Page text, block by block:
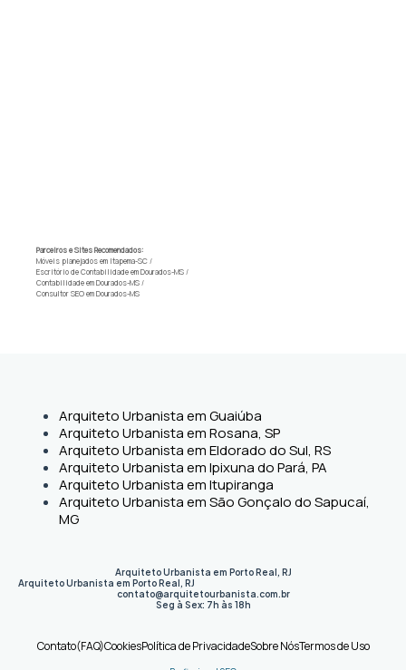
Parceiros e Sites Recomendados:
Móveis planejados em Itapema-SC /
Escritório de Contabilidade em Dourados-MS /
Contabilidade em Dourados-MS /
Consultor SEO em Dourados-MS
Arquiteto Urbanista em Guaiúba
Arquiteto Urbanista em Rosana, SP
Arquiteto Urbanista em Eldorado do Sul, RS
Arquiteto Urbanista em Ipixuna do Pará, PA
Arquiteto Urbanista em Itupiranga
Arquiteto Urbanista em São Gonçalo do Sapucaí,
MG
Arquiteto Urbanista em Porto Real, RJ
Arquiteto Urbanista em Porto Real, RJ
contato@arquitetourbanista.com.br
Seg à Sex: 7h às 18h
Contato(FAQ)CookiesPolítica de PrivacidadeSobre NósTermos de Uso